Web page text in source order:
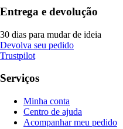
Entrega e devolução
30 dias para mudar de ideia
Devolva seu pedido
Trustpilot
Serviços
Minha conta
Centro de ajuda
Acompanhar meu pedido